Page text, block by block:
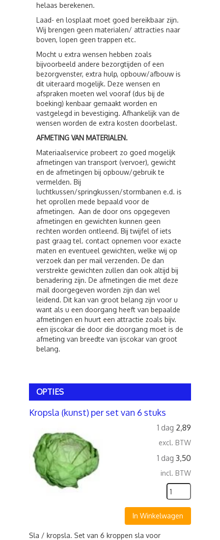
helaas berekenen.
Laad- en losplaat moet goed bereikbaar zijn.
Wij brengen geen materialen/ attracties naar
boven, lopen geen trappen etc.
Mocht u extra wensen hebben zoals
bijvoorbeeld andere bezorgtijden of een
bezorgvenster, extra hulp, opbouw/afbouw is
dit uiteraard mogelijk. Deze wensen en
afspraken moeten wel vooraf (dus bij de
boeking) kenbaar gemaakt worden en
vastgelegd in bevestiging. Afhankelijk van de
wensen worden de extra kosten doorbelast.
AFMETING VAN MATERIALEN.
Materiaalservice probeert zo goed mogelijk
afmetingen van transport (vervoer), gewicht
en de afmetingen bij opbouw/gebruik te
vermelden. Bij
luchtkussen/springkussen/stormbanen e.d. is
het oprollen mede bepaald voor de
afmetingen. Aan de door ons opgegeven
afmetingen en gewichten kunnen geen
rechten worden ontleend. Bij twijfel of iets
past graag tel. contact opnemen voor exacte
maten en eventueel gewichten, welke wij op
verzoek dan per mail verzenden. De dan
verstrekte gewichten zullen dan ook altijd bij
benadering zijn. De afmetingen die met deze
mail doorgegeven worden zijn dan wel
leidend. Dit kan van groot belang zijn voor u
want als u een doorgang heeft van bepaalde
afmetingen en huurt een attractie zoals bijv.
een ijscokar die door die doorgang moet is de
afmeting van breedte van ijscokar van groot
belang.
OPTIES
Kropsla (kunst) per set van 6 stuks
1 dag 2,89
excl. BTW
1 dag 3,50
incl. BTW
In Winkelwagen
Sla / kropsla. Set van 6 kroppen sla voor